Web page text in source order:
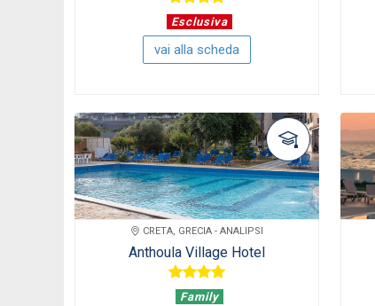
Esclusiva
vai alla scheda
CRETA, GRECIA - ANALIPSI
Anthoula Village Hotel
Family